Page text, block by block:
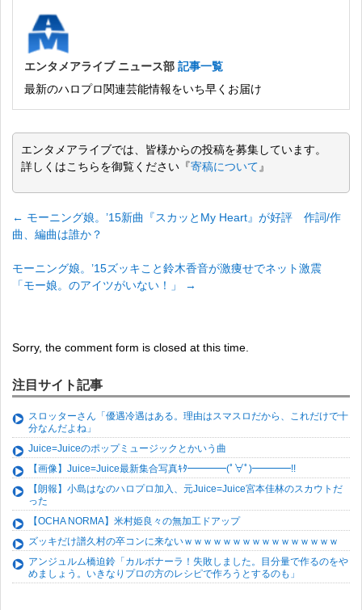
エンタメアライブ ニュース部 記事一覧
最新のハロプロ関連芸能情報をいち早くお届け
エンタメアライブでは、皆様からの投稿を募集しています。
詳しくはこちらを御覧ください『寄稿について 』
← モーニング娘。’15新曲『スカッとMy Heart』が好評 作詞/作
曲、編曲は誰か？
モーニング娘。’15ズッキこと鈴木香音が激痩せでネット激震
「モー娘。のアイツがいない！」
→
Sorry, the comment form is closed at this time.
注目サイト記事
スロッターさん「優遇冷遇はある。理由はスマスロだから、これだけで十
分なんだよね」
Juice=Juiceのポップミュージックとかいう曲
【画像】Juice=Juice最新集合写真ｷﾀ━━━━(ﾟ∀ﾟ)━━━━!!
【朗報】小島はなのハロプロ加入、元Juice=Juice宮本佳林のスカウトだ
った
【OCHA NORMA】米村姫良々の無加工ドアップ
ズッキだけ譜久村の卒コンに来ないｗｗｗｗｗｗｗｗｗｗｗｗｗｗｗｗ
アンジュルム橋迫鈴「カルボナーラ！失敗しました。目分量で作るのをや
めましょう。いきなりプロの方のレシピで作ろうとするのも」